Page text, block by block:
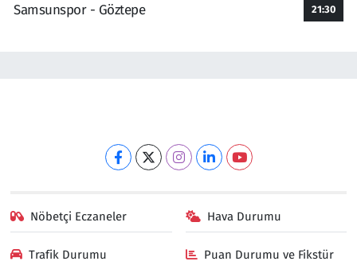
Samsunspor - Göztepe
21:30
Nöbetçi Eczaneler Hava Durumu
Trafik Durumu Puan Durumu ve Fikstür